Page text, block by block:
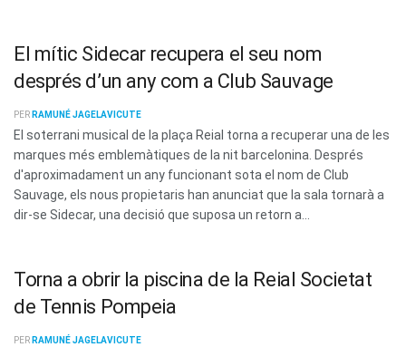
El mític Sidecar recupera el seu nom
després d’un any com a Club Sauvage
PER RAMUNÉ JAGELAVICUTE
El soterrani musical de la plaça Reial torna a recuperar una de les
marques més emblemàtiques de la nit barcelonina. Després
d'aproximadament un any funcionant sota el nom de Club
Sauvage, els nous propietaris han anunciat que la sala tornarà a
dir-se Sidecar, una decisió que suposa un retorn a...
Torna a obrir la piscina de la Reial Societat
de Tennis Pompeia
PER RAMUNÉ JAGELAVICUTE